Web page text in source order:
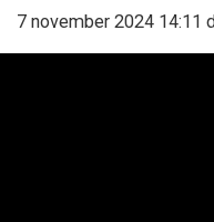
7 november 2024 14:11